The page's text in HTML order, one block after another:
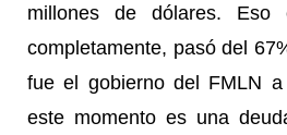
millones de dólares. Eso
completamente, pasó del
fue el gobierno del FMLN
este momento es una